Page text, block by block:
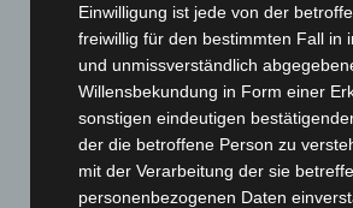
und Bothfeld
8. August 2026
Niedersachsen: Feuerwehrkräfte
Waldbrandeinsatz aus Spanien zurück
7. August 2026
Hannover: Erste Tigermücken-
Einwilligung ist jede von der
freiwillig für den bestimmten Fall in
und unmissverständlich
Willensbekundung in Form einer
sonstigen eindeutigen
der die betroffene Person zu
mit der Verarbeitung der sie
personenbezogenen Daten